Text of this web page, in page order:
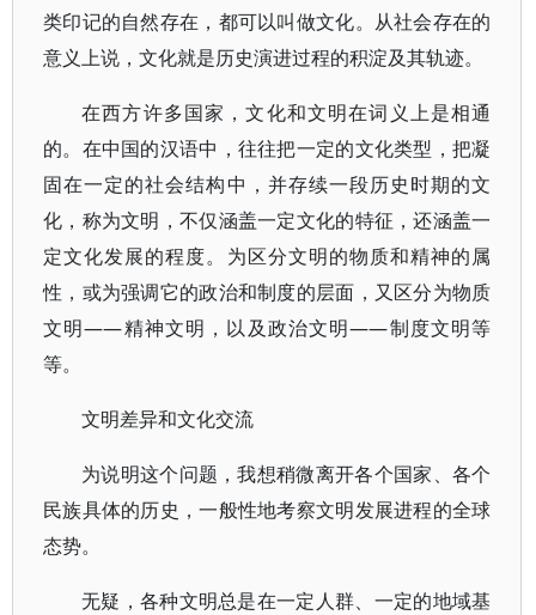
类印记的自然存在，都可以叫做文化。从社会存在的
意义上说，文化就是历史演进过程的积淀及其轨迹。
在西方许多国家，文化和文明在词义上是相通
的。在中国的汉语中，往往把一定的文化类型，把凝
固在一定的社会结构中，并存续一段历史时期的文
化，称为文明，不仅涵盖一定文化的特征，还涵盖一
定文化发展的程度。为区分文明的物质和精神的属
性，或为强调它的政治和制度的层面，又区分为物质
文明——精神文明，以及政治文明——制度文明等
等。
文明差异和文化交流
为说明这个问题，我想稍微离开各个国家、各个
民族具体的历史，一般性地考察文明发展进程的全球
态势。
无疑，各种文明总是在一定人群、一定的地域基